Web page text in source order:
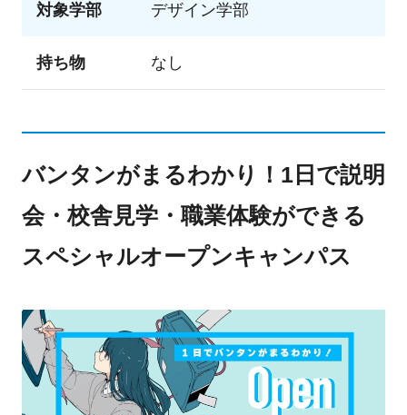
対象学部 デザイン学部
持ち物 なし
バンタンがまるわかり！1日で説明
会・校舎見学・職業体験ができる
スペシャルオープンキャンパス